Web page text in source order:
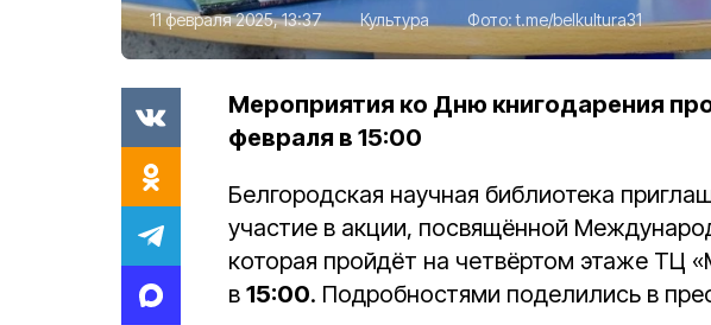
11 февраля 2025, 13:37 Культура Фото:t.me/belkultura31
Мероприятия ко Дню книгодарения
февраля в 15:00
Белгородская научная библиотека
участие в акции, посвящённой
которая пройдёт на четвёртом этаже ТЦ
в 15:00. Подробностями поделились в